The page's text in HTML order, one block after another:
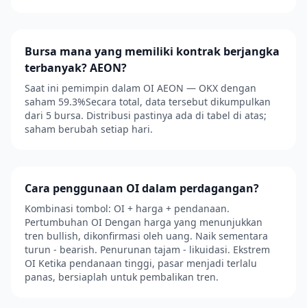
Bursa mana yang memiliki kontrak berjangka
terbanyak? AEON?
Saat ini pemimpin dalam OI AEON — OKX dengan
saham 59.3%Secara total, data tersebut dikumpulkan
dari 5 bursa. Distribusi pastinya ada di tabel di atas;
saham berubah setiap hari.
Cara penggunaan OI dalam perdagangan?
Kombinasi tombol: OI + harga + pendanaan.
Pertumbuhan OI Dengan harga yang menunjukkan
tren bullish, dikonfirmasi oleh uang. Naik sementara
turun - bearish. Penurunan tajam - likuidasi. Ekstrem
OI Ketika pendanaan tinggi, pasar menjadi terlalu
panas, bersiaplah untuk pembalikan tren.